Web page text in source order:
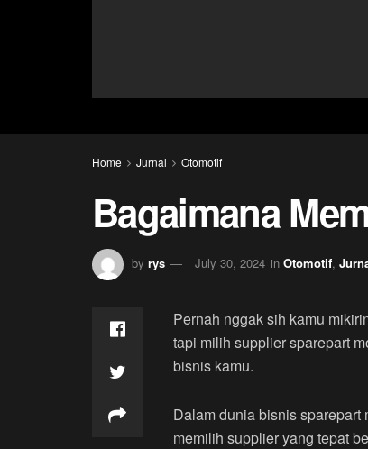
Home Jurnal Otomotif
Bagaimana
by rys July 30, 2024 in Otomotif,
Pernah nggak sih kamu
tapi milih supplier sparepart
bisnis kamu.
Dalam dunia bisnis sparepart
memilih supplier yang tepat